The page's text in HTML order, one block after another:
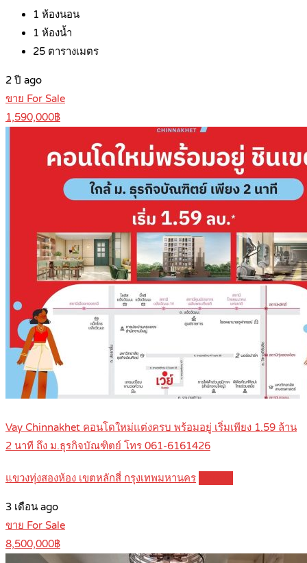
1 ห้องนอน
1 ห้องน้ำ
25 ตารางเมตร
2 ปี ago
ขาย For Sale
1,590,000฿
Vay Chinnakhet คอนโดใหม่แต่งครบ พร้อมอยู่ เริ่มเพียง 1.59 ล้าน
2 นาที ถึง ม.ธุรกิจบัณฑิตย์ โทร 061-6161426
แขวงทุ่งสองห้อง เขตหลักสี่ กรุงเทพมหานคร
3 เดือน ago
ขาย For Sale
8,500,000฿